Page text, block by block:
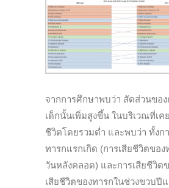
จากการศึกษาพบว่า สัดส่วนของ
เด็กนั้นเพิ่มสูงขึ้น ในบริเวณที่เค
ชีวิตโดยรวมต่ำ และพบว่า ทั้งก
ทารกแรกเกิด (การเสียชีวิตของ
วันหลังคลอด) และการเสียชีวิต
เสียชีวิตของทารกในช่วงขวบปี